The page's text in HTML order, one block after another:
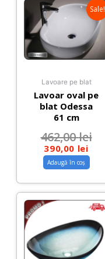
Sale!
Lavoare pe blat
Lavoar oval pe
blat Odessa
61 cm
462,00lei
390,00 lei
Adaugă în coș